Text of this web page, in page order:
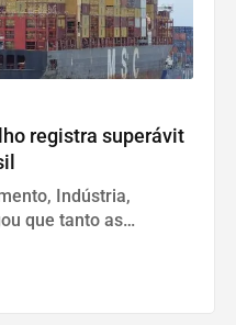
registra superávit
Indústria,
que tanto as
cresceram na